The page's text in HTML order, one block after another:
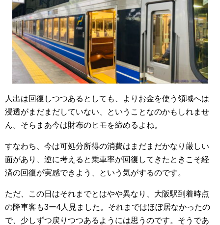
人出は回復しつつあるとしても、よりお金を使う領域へは
浸透がまだまだしていない、ということなのかもしれませ
ん。そらまあ今は財布のヒモを締めるよね。
すなわち、今は可処分所得の消費はまだまだかなり厳しい
面があり、逆に考えると乗車率が回復してきたときこそ経
済の回復が実感できよう、という気がするのです。
ただ、この日はそれまでとはやや異なり、大阪駅到着時点
の降車客も3ー4人見ました。それまではほぼ居なかったの
で、少しずつ戻りつつあるようには思うのです。そうであ